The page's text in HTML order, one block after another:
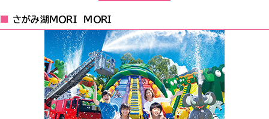
さがみ湖ＭＯＲＩ ＭＯＲＩ